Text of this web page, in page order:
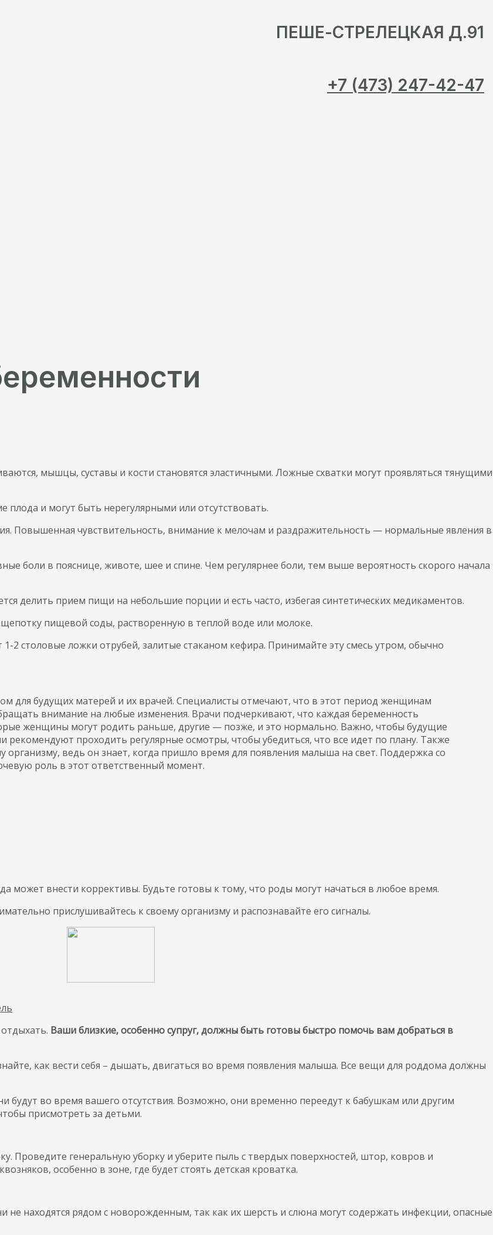
ПЕШЕ-СТРЕЛЕЦКАЯ Д.91
+7 (473) 247-42-47
мышцы, суставы и кости становятся эластичными. Ложные схватки могут проявляться тянущими
и могут быть нерегулярными или отсутствовать.
Повышенная чувствительность, внимание к мелочам и раздражительность — нормальные явления в
боли в пояснице, животе, шее и спине. Чем регулярнее боли, тем выше вероятность скорого начала
делить прием пищи на небольшие порции и есть часто, избегая синтетических медикаментов.
пищевой соды, растворенную в теплой воде или молоке.
2 столовые ложки отрубей, залитые стаканом кефира. Принимайте эту смесь утром, обычно
для будущих матерей и их врачей. Специалисты отмечают, что в этот период женщинам
внимание на любые изменения. Врачи подчеркивают, что каждая беременность
женщины могут родить раньше, другие — позже, и это нормально. Важно, чтобы будущие
проходить регулярные осмотры, чтобы убедиться, что все идет по плану. Также
организму, ведь он знает, когда пришло время для появления малыша на свет. Поддержка со
роль в этот ответственный момент.
может внести коррективы. Будьте готовы к тому, что роды могут начаться в любое время.
прислушивайтесь к своему организму и распознавайте его сигналы.
Ваши близкие, особенно супруг, должны быть готовы быстро помочь вам добраться в
как вести себя – дышать, двигаться во время появления малыша. Все вещи для роддома должны
будут во время вашего отсутствия. Возможно, они временно переедут к бабушкам или другим
присмотреть за детьми.
Проведите генеральную уборку и уберите пыль с твердых поверхностей, штор, ковров и
особенно в зоне, где будет стоять детская кроватка.
находятся рядом с новорожденным, так как их шерсть и слюна могут содержать инфекции, опасные